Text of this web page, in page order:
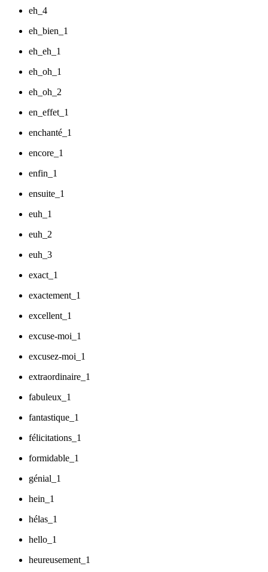
eh_4
eh_bien_1
eh_eh_1
eh_oh_1
eh_oh_2
en_effet_1
enchanté_1
encore_1
enfin_1
ensuite_1
euh_1
euh_2
euh_3
exact_1
exactement_1
excellent_1
excuse-moi_1
excusez-moi_1
extraordinaire_1
fabuleux_1
fantastique_1
félicitations_1
formidable_1
génial_1
hein_1
hélas_1
hello_1
heureusement_1